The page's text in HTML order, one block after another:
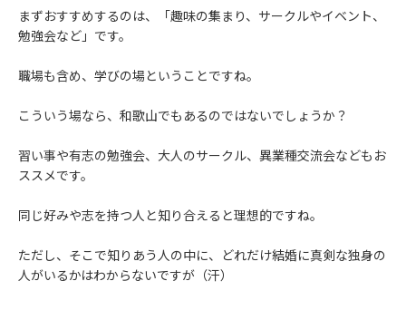
まずおすすめするのは、「趣味の集まり、サークルやイベント、
勉強会など」です。
職場も含め、学びの場ということですね。
こういう場なら、和歌山でもあるのではないでしょうか？
習い事や有志の勉強会、大人のサークル、異業種交流会などもお
ススメです。
同じ好みや志を持つ人と知り合えると理想的ですね。
ただし、そこで知りあう人の中に、どれだけ結婚に真剣な独身の
人がいるかはわからないですが（汗）